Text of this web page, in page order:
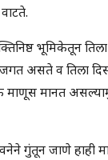
भूमिकेतून
असते व तिला
मानत
गुंतून जाणे हाही